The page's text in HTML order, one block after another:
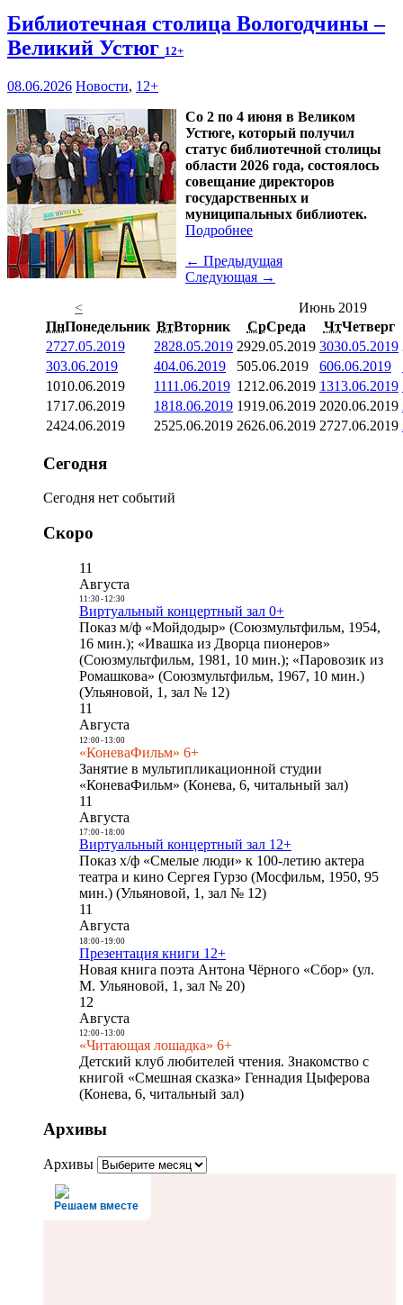
Библиотечная столица Вологодчины –
Великий Устюг 12+
08.06.2026 Новости, 12+
Со 2 по 4 июня в Великом
Устюге, который получил
статус библиотечной столицы
области 2026 года, состоялось
совещание директоров
государственных и
муниципальных библиотек.
Подробнее
← Предыдущая
Следующая →
<
Июнь 2019
ПнПонедельник ВтВторник СрСреда ЧтЧетверг
2727.05.2019 2828.05.2019 2929.05.2019 3030.05.2019
303.06.2019 404.06.2019 505.06.2019 606.06.2019
1010.06.2019 1111.06.2019 1212.06.2019 1313.06.2019
1717.06.2019 1818.06.2019 1919.06.2019 2020.06.2019
2424.06.2019 2525.06.2019 2626.06.2019 2727.06.2019
Сегодня
Сегодня нет событий
Скоро
11
Августа
11:30- 12:30
Виртуальный концертный зал 0+
Показ м/ф «Мойдодыр» (Союзмультфильм, 1954,
16 мин.); «Ивашка из Дворца пионеров»
(Союзмультфильм, 1981, 10 мин.); «Паровозик из
Ромашкова» (Союзмультфильм, 1967, 10 мин.)
(Ульяновой, 1, зал № 12)
11
Августа
12:00- 13:00
«КоневаФильм» 6+
Занятие в мультипликационной студии
«КоневаФильм» (Конева, 6, читальный зал)
11
Августа
17:00- 18:00
Виртуальный концертный зал 12+
Показ х/ф «Смелые люди» к 100-летию актера
театра и кино Сергея Гурзо (Мосфильм, 1950, 95
мин.) (Ульяновой, 1, зал № 12)
11
Августа
18:00- 19:00
Презентация книги 12+
Новая книга поэта Антона Чёрного «Сбор» (ул.
М. Ульяновой, 1, зал № 20)
12
Августа
12:00- 13:00
«Читающая лошадка» 6+
Детский клуб любителей чтения. Знакомство с
книгой «Смешная сказка» Геннадия Цыферова
(Конева, 6, читальный зал)
Архивы
Архивы
Решаем вместе